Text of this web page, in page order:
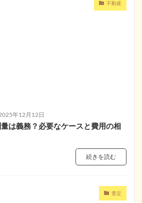
不動産
年12月12日
は義務？必要なケースと費用の相
続きを読む
査定